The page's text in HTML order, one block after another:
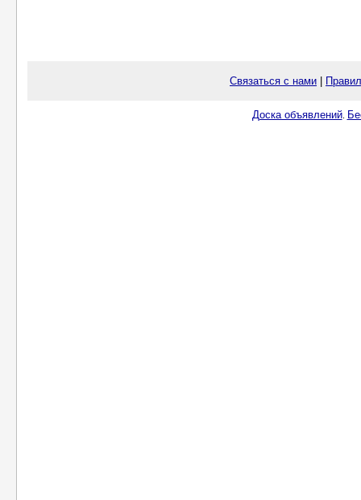
Связаться с нами
Доска объявлений.